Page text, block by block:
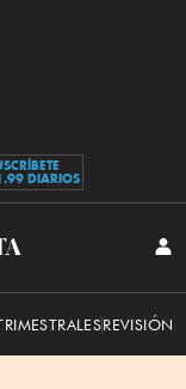
DIARIOS
REVISIÓN